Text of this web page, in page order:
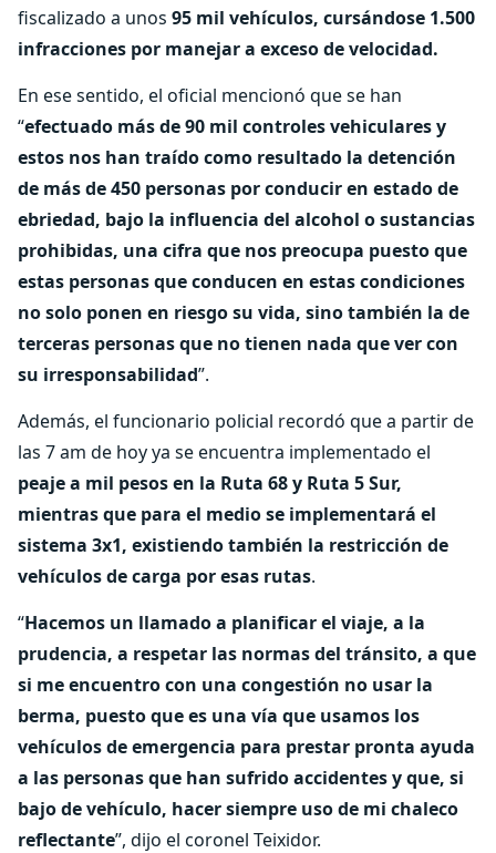
fiscalizado a unos 95 mil vehículos, cursándose 1.500
infracciones por manejar a exceso de velocidad.
En ese sentido, el oficial mencionó que se han
“efectuado más de 90 mil controles vehiculares y
estos nos han traído como resultado la detención
de más de 450 personas por conducir en estado de
ebriedad, bajo la influencia del alcohol o sustancias
prohibidas, una cifra que nos preocupa puesto que
estas personas que conducen en estas condiciones
no solo ponen en riesgo su vida, sino también la de
terceras personas que no tienen nada que ver con
su irresponsabilidad”.
Además, el funcionario policial recordó que a partir de
las 7 am de hoy ya se encuentra implementado el
peaje a mil pesos en la Ruta 68 y Ruta 5 Sur,
mientras que para el medio se implementará el
sistema 3x1, existiendo también la restricción de
vehículos de carga por esas rutas.
“Hacemos un llamado a planificar el viaje, a la
prudencia, a respetar las normas del tránsito, a que
si me encuentro con una congestión no usar la
berma, puesto que es una vía que usamos los
vehículos de emergencia para prestar pronta ayuda
a las personas que han sufrido accidentes y que, si
bajo de vehículo, hacer siempre uso de mi chaleco
reflectante”, dijo el coronel Teixidor.